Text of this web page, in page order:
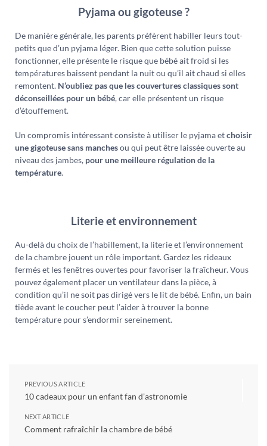
Pyjama ou gigoteuse ?
De manière générale, les parents préfèrent habiller leurs tout-
petits que d’un pyjama léger. Bien que cette solution puisse
fonctionner, elle présente le risque que bébé ait froid si les
températures baissent pendant la nuit ou qu’il ait chaud si elles
remontent. N’oubliez pas que les couvertures classiques sont
déconseillées pour un bébé, car elle présentent un risque
d’étouffement.
Un compromis intéressant consiste à utiliser le pyjama etchoisir
une gigoteuse sans manchesou qui peut être laissée ouverte au
niveau des jambes, pour une meilleure régulation de la
température.
Literie et environnement
Au-delà du choix de l’habillement, la literie et l’environnement
de la chambre jouent un rôle important. Gardez les rideaux
fermés et les fenêtres ouvertes pour favoriser la fraîcheur. Vous
pouvez également placer un ventilateur dans la pièce, à
condition qu’il ne soit pas dirigé vers le lit de bébé. Enfin, un bain
tiède avant le coucher peut l’aider à trouver la bonne
température pour s’endormir sereinement.
PREVIOUS ARTICLE
10 cadeaux pour un enfant fan d’astronomie
NEXT ARTICLE
Comment rafraîchir la chambre de bébé